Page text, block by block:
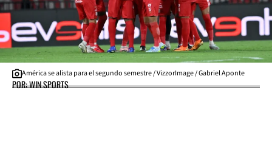
América se alista para el segundo semestre / VizzorImage / Gabriel Aponte
POR: WIN SPORTS